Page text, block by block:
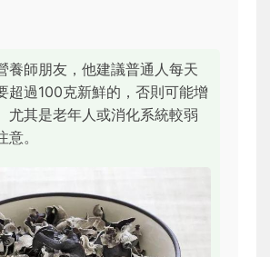
養師朋友，他建議普通人每天
超過100克新鮮的，否則可能增
尤其是老年人或消化系統較弱
。